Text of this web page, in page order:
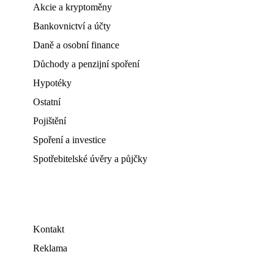
Akcie a kryptoměny
Bankovnictví a účty
Daně a osobní finance
Důchody a penzijní spoření
Hypotéky
Ostatní
Pojištění
Spoření a investice
Spotřebitelské úvěry a půjčky
Kontakt
Reklama